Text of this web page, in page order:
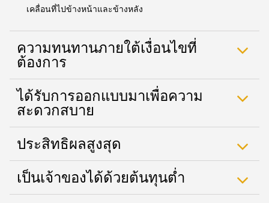
เคลื่อนที่ไปข้างหน้าและข้างหลัง
ความทนทานภายใต้เงื่อนไขที่
ต้องการ
ได้รับการออกแบบมาเพื่อความ
สะดวกสบาย
ประสิทธิผลสูงสุด
เป็นเจ้าของได้ด้วยต้นทุนต่ำ